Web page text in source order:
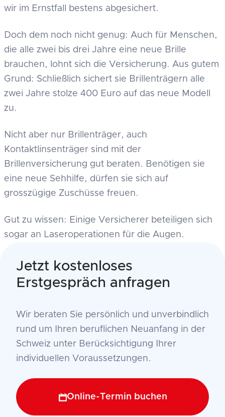
wir im Ernstfall bestens abgesichert.
Doch dem noch nicht genug: Auch für Menschen,
die alle zwei bis drei Jahre eine neue Brille
brauchen, lohnt sich die Versicherung. Aus gutem
Grund: Schließlich sichert sie Brillenträgern alle
zwei Jahre stolze 400 Euro auf das neue Modell
zu.
Nicht aber nur Brillenträger, auch
Kontaktlinsenträger sind mit der
Brillenversicherung gut beraten. Benötigen sie
eine neue Sehhilfe, dürfen sie sich auf
grosszügige Zuschüsse freuen.
Gut zu wissen: Einige Versicherer beteiligen sich
sogar an Laseroperationen für die Augen.
Jetzt kostenloses
Erstgespräch anfragen
Wir beraten Sie persönlich und unverbindlich
rund um Ihren beruflichen Neuanfang in der
Schweiz unter Berücksichtigung Ihrer
individuellen Voraussetzungen.
Online-Termin buchen